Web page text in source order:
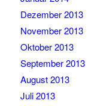
Dezember 2013
November 2013
Oktober 2013
September 2013
August 2013
Juli 2013